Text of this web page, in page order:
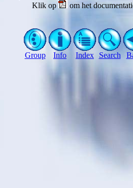
Klik op
om het
Group Info Index Search